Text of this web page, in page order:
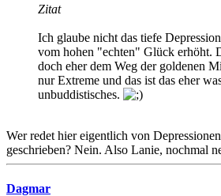
Zitat
Ich glaube nicht das tiefe
vom hohen "echten" Glück erhöht.
doch eher dem Weg der goldenen
nur Extreme und das ist das eher
unbuddistisches.
Wer redet hier eigentlich von
geschrieben? Nein. Also Lanie, nochmal
Dagmar